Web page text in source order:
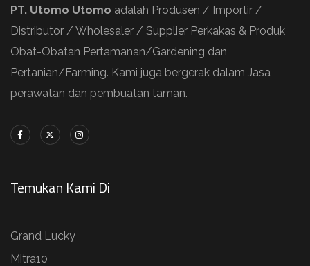
PT. Utomo Utomo adalah Produsen / Importir /
Distributor / Wholesaler / Supplier Perkakas & Produk
Obat-Obatan Pertamanan/Gardening dan
Pertanian/Farming. Kami juga bergerak dalam Jasa
perawatan dan pembuatan taman.
Temukan Kami Di
Grand Lucky
Mitra10